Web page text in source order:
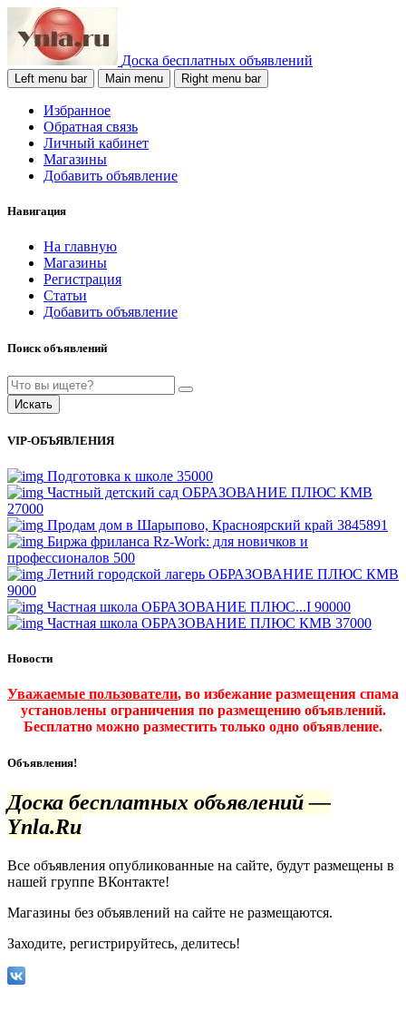
Доска бесплатных объявлений
Left menu bar Main menu Right menu bar
Избранное
Обратная связь
Личный кабинет
Магазины
Добавить объявление
Навигация
На главную
Магазины
Регистрация
Статьи
Добавить объявление
Поиск объявлений
Искать
VIP-ОБЪЯВЛЕНИЯ
Подготовка к школе 35000
Частный детский сад ОБРАЗОВАНИЕ ПЛЮС КМВ
27000
Продам дом в Шарыпово, Красноярский край 3845891
Биржа фриланса Rz-Work: для новичков и
профессионалов 500
Летний городской лагерь ОБРАЗОВАНИЕ ПЛЮС КМВ
9000
Частная школа ОБРАЗОВАНИЕ ПЛЮС...I 90000
Частная школа ОБРАЗОВАНИЕ ПЛЮС КМВ 37000
Новости
Уважаемые пользователи, во избежание размещения спама
установлены ограничения по размещению объявлений.
Бесплатно можно разместить только одно объявление.
Объявления!
Доска бесплатных объявлений —
Ynla.Ru
Все объявления опубликованные на сайте, будут размещены в
нашей группе ВКонтакте!
Магазины без объявлений на сайте не размещаются.
Заходите, регистрируйтесь, делитесь!